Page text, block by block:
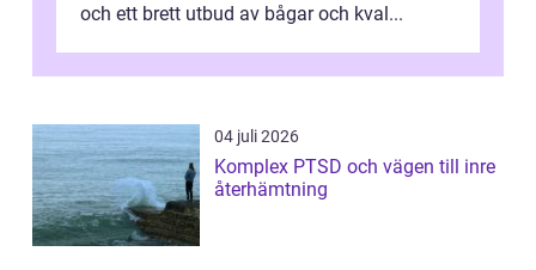
och ett brett utbud av bågar och kval...
04 juli 2026
Komplex PTSD och vägen till inre
återhämtning